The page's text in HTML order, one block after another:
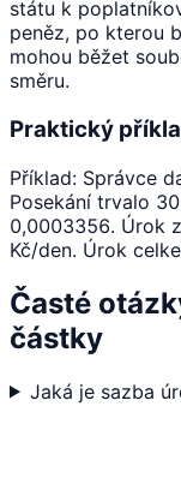
státu k
peněz, po kterou
mohou běžet
směru.
Praktický
Příklad: Správce
Posekání trvalo
0,0003356. Úrok
Kč/den. Úrok
Časté
částky
Jaká je sazba